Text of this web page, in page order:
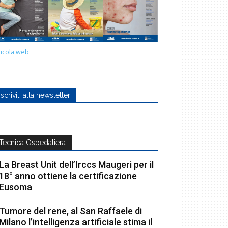
web
alla newsletter
Ospedaliera
Breast Unit dell’Irccs Maugeri per il
anno ottiene la certificazione
del rene, al San Raffaele di
l’intelligenza artificiale stima il